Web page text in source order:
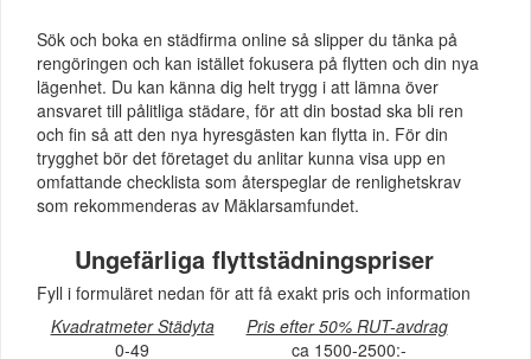
Sök och boka en städfirma online så slipper du tänka på
rengöringen och kan istället fokusera på flytten och din nya
lägenhet. Du kan känna dig helt trygg i att lämna över
ansvaret till pålitliga städare, för att din bostad ska bli ren
och fin så att den nya hyresgästen kan flytta in. För din
trygghet bör det företaget du anlitar kunna visa upp en
omfattande checklista som återspeglar de renlighetskrav
som rekommenderas av Mäklarsamfundet.
Ungefärliga flyttstädningspriser
Fyll i formuläret nedan för att få exakt pris och information
Kvadratmeter Städyta
Pris efter 50% RUT-avdrag
0-49
ca 1500-2500:-